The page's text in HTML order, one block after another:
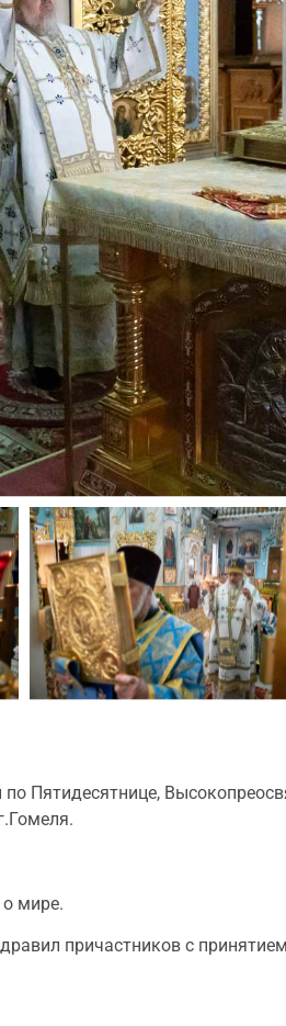
Пятидесятнице,
мире.
причастников с